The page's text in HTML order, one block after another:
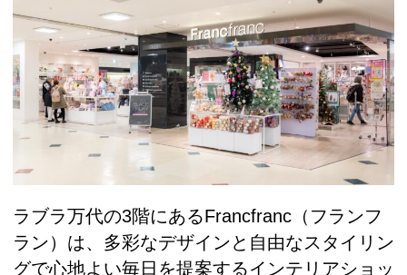
ラブラ万代の3階にあるFrancfranc（フランフ
ラン）は、多彩なデザインと自由なスタイリン
グで心地よい毎日を提案するインテリアショッ